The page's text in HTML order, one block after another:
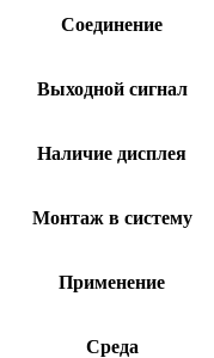
Соединение
Выходной сигнал
Наличие дисплея
Монтаж в систему
Применение
Среда